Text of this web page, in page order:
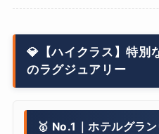
💎【ハイクラス】特別
のラグジュアリー
🥇 No.1｜ホテルグラ